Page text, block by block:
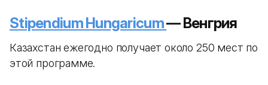
Stipendium Hungaricum— Венгрия
Казахстан ежегодно получает около 250 мест по
этой программе.